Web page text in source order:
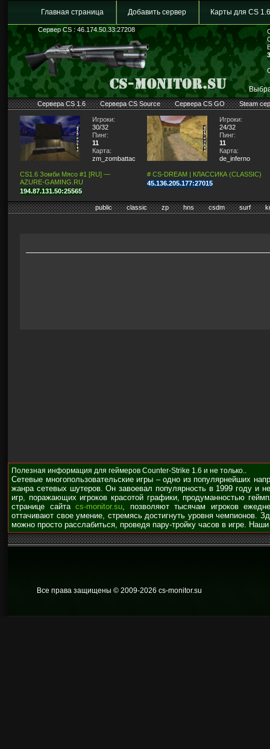
Главная страница Добавить сервер Карты для CS 1.6
Сервер CS : 46.174.50.33:27208
Сервера CS 1.6 Сервера CS Source Сервера CS GO Steam
Игроки:
30/32
Пинг:
11
Карта:
zm_zombattack
CS1.6 Зомби Мясо #1 [RU] —
AZURE-GAMING.RU
194.87.131.50:25565
Игроки:
24/32
Пинг:
11
Карта:
de_inferno
# CS-DREAM | КЛАССИКА (CLASSIC)
45.136.205.177:27015
public classic zp hns csdm surf
Полезная информация для геймеров Counter-Strike 1.6 и не только..
Сетевые многопользовательские игры – одно из популярнейших
жанра сетевых шутеров. Он завоевал популярность в 1999 году и
игр, поражающих игроков красотой графики, продуманностью
странице сайта cs-monitor.su, позволяют тысячам игроков
оттачивают свое умение, стремясь достигнуть уровня чемпионов.
можно просто расслабиться, проведя пару-тройку часов в игре.
Все права защищены © 2009-2026 cs-monitor.su